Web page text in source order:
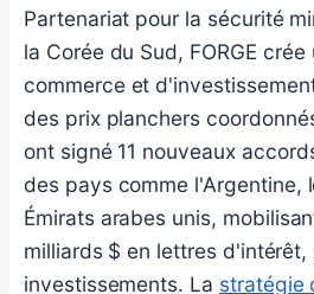
Partenariat pour la sécurité
la Corée du Sud, FORGE
commerce et
des prix planchers
ont signé 11 nouveaux
des pays comme l'Argentine,
Émirats arabes unis,
milliards $ en lettres
investissements. La stratégie